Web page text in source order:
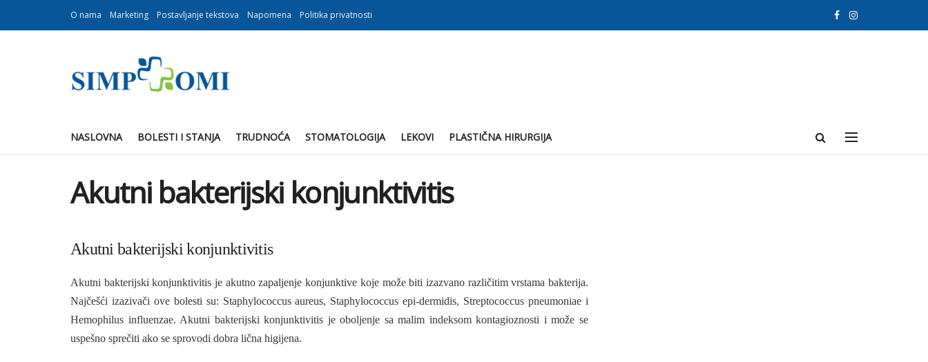
O nama Marketing Postavljanje tekstova Napomena Politika privatnosti
NASLOVNA BOLESTI I STANJA TRUDNOĆA STOMATOLOGIJA LEKOVI PLASTIČNA HIRURGIJA
Akutni bakterijski konjunktivitis
Akutni bakterijski konjunktivitis
Akutni bakterijski konjunktivitis je akutno zapaljenje konjunkti­ve koje može biti izazvano različitim vrstama bakterija.
Najčešći izazivači ove bolesti su: Staphylococcus aureus, Staphylococcus epi-dermidis, Streptococcus pneumoniae i
Hemophilus influenzae. Akutni bakterijski konjunktivitis je oboljenje sa malim indeksom kontagioznosti i može se
uspešno sprečiti ako se sprovodi dobra lična higijena.